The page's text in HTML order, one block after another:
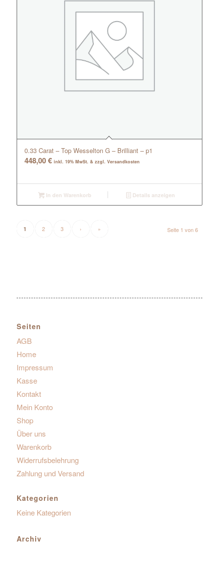
0.33 Carat – Top Wesselton G – Brilliant – p1
448,00€ inkl. 19% MwSt. & zzgl. Versandkosten
In den Warenkorb Details anzeigen
Seite 1 von 6
1 2 3 › »
Seiten
AGB
Home
Impressum
Kasse
Kontakt
Mein Konto
Shop
Über uns
Warenkorb
Widerrufsbelehrung
Zahlung und Versand
Kategorien
Keine Kategorien
Archiv